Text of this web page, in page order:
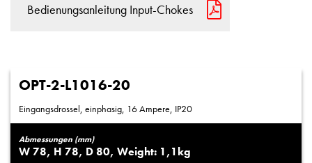
Bedienungsanleitung Input-Chokes
OPT-2-L1016-20
Eingangsdrossel, einphasig, 16 Ampere, IP20
Abmessungen (mm)
78 78 80 1,1